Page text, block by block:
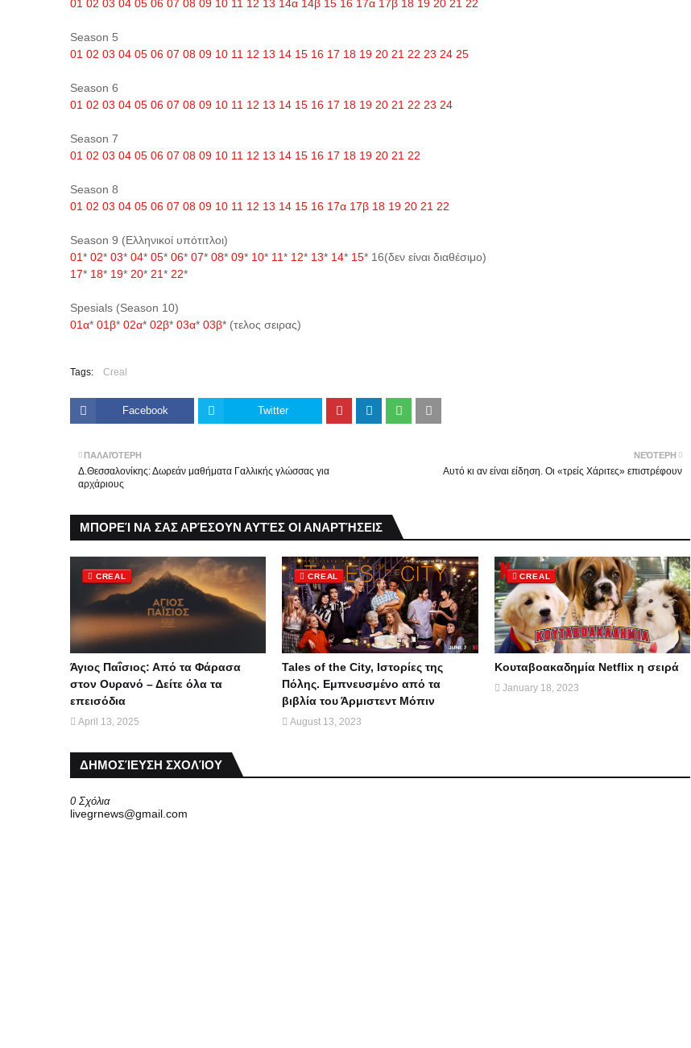
01 02 03 04 05 06 07 08 09 10 11 12 13 14α 14β 15 16 17α 17β 18 19 20 21 22
Season 5
01 02 03 04 05 06 07 08 09 10 11 12 13 14 15 16 17 18 19 20 21 22 23 24 25
Season 6
01 02 03 04 05 06 07 08 09 10 11 12 13 14 15 16 17 18 19 20 21 22 23 24
Season 7
01 02 03 04 05 06 07 08 09 10 11 12 13 14 15 16 17 18 19 20 21 22
Season 8
01 02 03 04 05 06 07 08 09 10 11 12 13 14 15 16 17α 17β 18 19 20 21 22
Season 9 (Ελληνικοί υπότιτλοι)
01* 02* 03* 04* 05* 06* 07* 08* 09* 10* 11* 12* 13* 14* 15* 16(δεν είναι διαθέσιμο)
17* 18* 19* 20* 21* 22*
Spesials (Season 10)
01α* 01β* 02α* 02β* 03α* 03β* (τελος σειρας)
Tags: Creal
Facebook Twitter
ΝΕΌΤΕΡΗ
Αυτό κι αν είναι είδηση. Oι «τρείς Χάριτες» επιστρέφουν
ΠΑΛΑΙΌΤΕΡΗ
Δ.Θεσσαλονίκης: Δωρεάν μαθήματα Γαλλικής γλώσσας για
αρχάριους
ΜΠΟΡΕΊ ΝΑ ΣΑΣ ΑΡΈΣΟΥΝ ΑΥΤΈΣ ΟΙ ΑΝΑΡΤΉΣΕΙΣ
CREAL
Άγιος Παΐσιος: Από τα Φάρασα
στον Ουρανό – Δείτε όλα τα
επεισόδια
April 13, 2025
CREAL
Tales of the City, Ιστορίες της
Πόλης. Εμπνευσμένο από τα
βιβλία του Άρμιστεντ Μόπιν
August 13, 2023
CREAL
Κουταβοακαδημία Νetflix η σειρά
January 18, 2023
ΔΗΜΟΣΊΕΥΣΗ ΣΧΟΛΊΟΥ
0 Σχόλια
livegrnews@gmail.com